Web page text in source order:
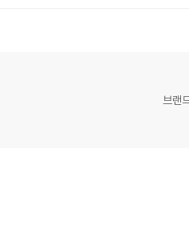
브랜